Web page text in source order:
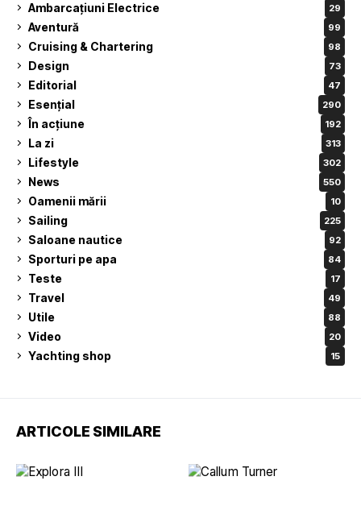
Ambarcațiuni Electrice 29
Aventură 99
Cruising & Chartering 98
Design 73
Editorial 47
Esențial 290
În acțiune 192
La zi 313
Lifestyle 302
News 550
Oamenii mării 10
Sailing 225
Saloane nautice 92
Sporturi pe apa 84
Teste 17
Travel 49
Utile 88
Video 20
Yachting shop 15
ARTICOLE SIMILARE